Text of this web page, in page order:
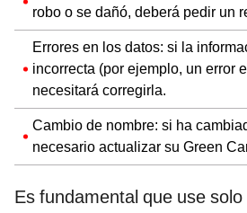
robo o se dañó, deberá pedir un
Errores en los datos: si la
incorrecta (por ejemplo, un error
necesitará corregirla.
Cambio de nombre: si ha
necesario actualizar su Green
Es fundamental que use